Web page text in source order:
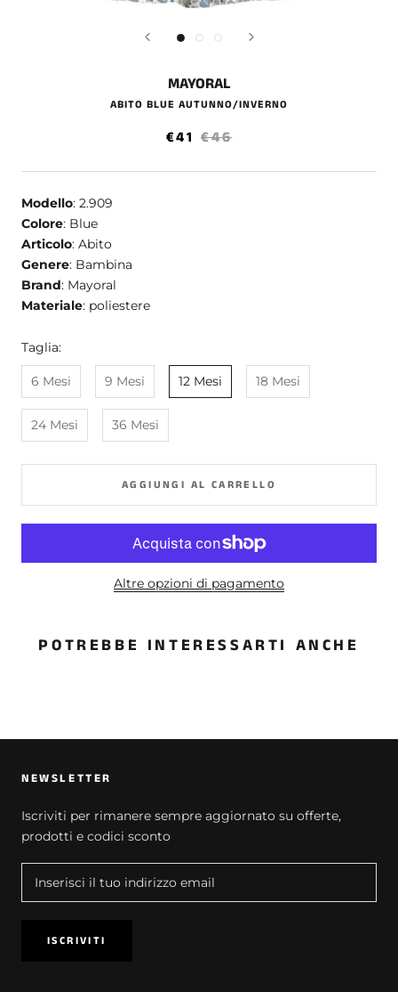
MAYORAL
ABITO BLUE AUTUNNO/INVERNO
€41 €46
Modello: 2.909
Colore: Blue
Articolo: Abito
Genere: Bambina
Brand: Mayoral
Materiale: poliestere
Taglia:
6 Mesi 9 Mesi 12 Mesi 18 Mesi
24 Mesi 36 Mesi
AGGIUNGI AL CARRELLO
Altre opzioni di pagamento
POTREBBE INTERESSARTI ANCHE
NEWSLETTER
Iscriviti per rimanere sempre aggiornato su offerte,
prodotti e codici sconto
ISCRIVITI